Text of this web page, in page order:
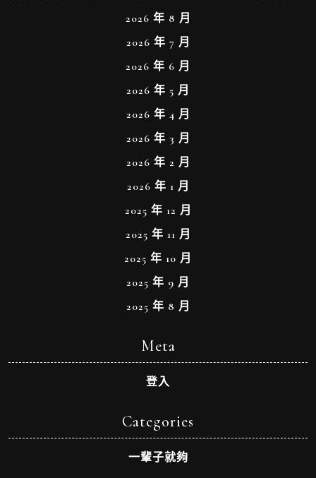
2026 年 8 月
2026 年 7 月
2026 年 6 月
2026 年 5 月
2026 年 4 月
2026 年 3 月
2026 年 2 月
2026 年 1 月
2025 年 12 月
2025 年 11 月
2025 年 10 月
2025 年 9 月
2025 年 8 月
Meta
登入
Categories
一輩子就夠